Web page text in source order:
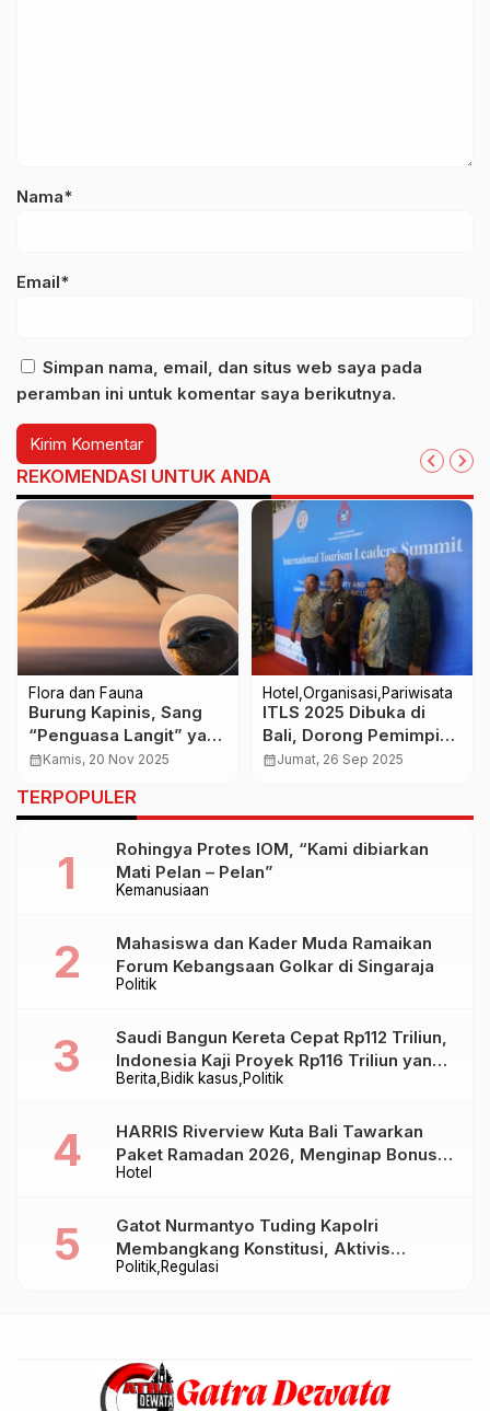
Nama*
Email*
Simpan nama, email, dan situs web saya pada
peramban ini untuk komentar saya berikutnya.
REKOMENDASI UNTUK ANDA
Flora dan Fauna
Burung Kapinis, Sang
“Penguasa Langit” yang
Bisa Terbang 10 Bulan
calendar_monthKamis, 20 Nov 2025
Hotel Organisasi Pariwisata
ITLS 2025 Dibuka di
Bali, Dorong Pemimpin
Baru Pariwisata Global
calendar_monthJumat, 26 Sep 2025
TERPOPULER
Kemanusiaan
Rohingya Protes IOM, “Kami dibiarkan
Mati Pelan – Pelan”
Politik
Mahasiswa dan Kader Muda Ramaikan
Forum Kebangsaan Golkar di Singaraja
Berita Bidik kasus Politik
Saudi Bangun Kereta Cepat Rp112 Triliun,
Indonesia Kaji Proyek Rp116 Triliun yang
Baru Sampai Bandung
Hotel
HARRIS Riverview Kuta Bali Tawarkan
Paket Ramadan 2026, Menginap Bonus
Takjil hingga Bukber Mulai Rp88.888
Politik Regulasi
Gatot Nurmantyo Tuding Kapolri
Membangkang Konstitusi, Aktivis
Tegaskan Polri Tak Punya Sejarah